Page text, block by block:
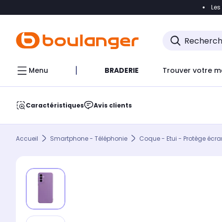
Accéder
Menu BRADERIE Trouver votre
Caractéristiques Avis clients
Accueil Smartphone - Téléphonie Coque - Etui - Protège